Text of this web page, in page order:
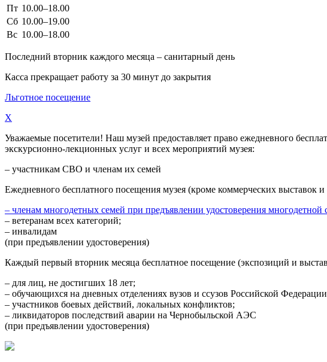
Пт 10.00–18.00
Сб 10.00–19.00
Вс 10.00–18.00
Последний вторник каждого месяца – санитарный день
Касса прекращает работу за 30 минут до закрытия
Льготное посещение
X
Уважаемые посетители! Наш музей предоставляет право ежедневного
экскурсионно-лекционных услуг и всех мероприятий музея:
– участникам СВО и членам их семей
Ежедневного бесплатного посещения музея (кроме коммерческих выставок
– членам многодетных семей при предъявлении удостоверения многодетной
– ветеранам всех категорий;
– инвалидам
(при предъявлении удостоверения)
Каждый первый вторник месяца бесплатное посещение (экспозиций и
– для лиц, не достигших 18 лет;
– обучающихся на дневных отделениях вузов и ссузов Российской
– участников боевых действий, локальных конфликтов;
– ликвидаторов последствий аварии на Чернобыльской АЭС
(при предъявлении удостоверения)